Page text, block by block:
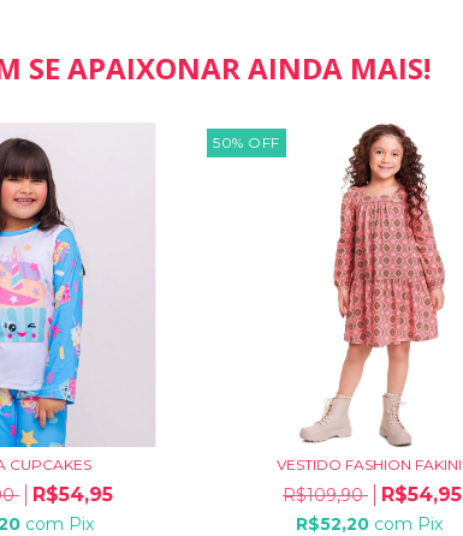
SE APAIXONAR AINDA MAIS!
CUPCAKES
R$54,95
com Pix
50% OFF
VESTIDO FASHION FAKINI
R$109,90 R$54,95
R$52,20 com Pix